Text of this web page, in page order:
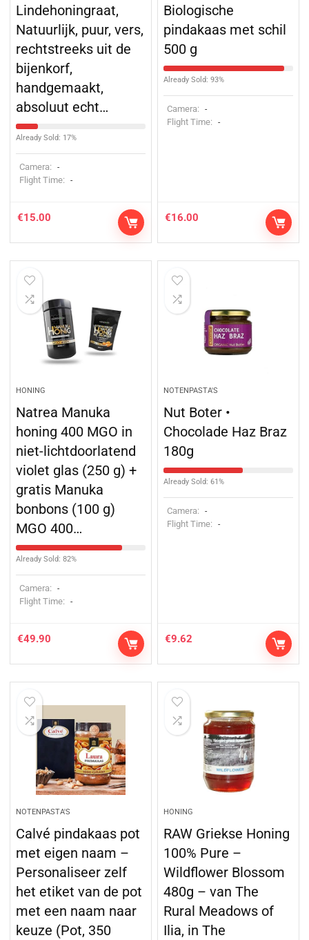
Lindehoningraat,
Natuurlijk, puur, vers,
rechtstreeks uit de
bijenkorf,
handgemaakt,
absoluut echt…
Already Sold: 17%
Camera: -
Flight Time: -
€15.00
Biologische
pindakaas met schil
500 g
Already Sold: 93%
Camera: -
Flight Time: -
€16.00
HONING
Natrea Manuka
honing 400 MGO in
niet-lichtdoorlatend
violet glas (250 g) +
gratis Manuka
bonbons (100 g)
MGO 400…
Already Sold: 82%
Camera: -
Flight Time: -
€49.90
NOTENPASTA'S
Nut Boter •
Chocolade Haz Braz
180g
Already Sold: 61%
Camera: -
Flight Time: -
€9.62
NOTENPASTA'S
Calvé pindakaas pot
met eigen naam –
Personaliseer zelf
het etiket van de pot
met een naam naar
keuze (Pot, 350
HONING
RAW Griekse Honing
100% Pure –
Wildflower Blossom
480g – van The
Rural Meadows of
Ilia, in The